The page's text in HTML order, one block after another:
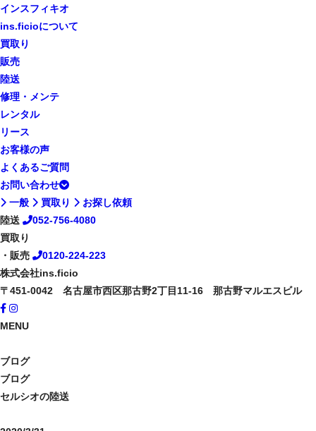
インスフィキオ
ins.ficioについて
買取り
販売
陸送
修理・メンテ
レンタル
リース
お客様の声
よくあるご質問
お問い合わせ
一般
買取り
お探し依頼
陸送
052-756-4080
買取り
・販売
0120-224-223
株式会社ins.ficio
〒451-0042 名古屋市西区那古野2丁目11-16 那古野マルエスビル
MENU
ブログ
ブログ
セルシオの陸送